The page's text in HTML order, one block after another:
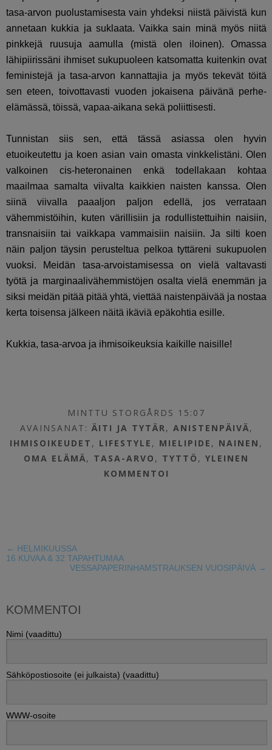
tasa-arvon puolustamisesta vain yhdeksi niistä päivistä kun
annetaan kukkia ja suklaata. Vaikka sain minä myös niitä
pinkkejä ruusuja aamulla (mistä olen iloinen). Omassa
lähipiirissäni ihmiset sukupuoleen katsomatta kuitenkin ovat
feministejä ja tasa-arvon kannattajia ja myös tekevät töitä
sen eteen, toivottavasti vuoden jokaisena päivänä perhe-
elämässä, töissä, vapaa-aikana sekä poliittisesti.
Tunnistan siis sen, että tässä asiassa olen hyvin
etuoikeutettu ja koen asian vain omasta vinkkelistäni. Olen
valkoinen cis-heteronainen enkä todellakaan kohtaa
maailmaa samalta viivalta kaikkien naisten kanssa. Olen
siinä viivalla paaaljon paljon edellä, jos verrataan
vähemmistöihin, kuten värillisiin ja rodullistettuihin naisiin,
transnaisiin tai vaikkapa vammaisiin naisiin. Ja silti koen
näin paljon täysin perusteltua pelkoa tyttäreni sukupuolen
vuoksi. Meidän tasa-arvoistamisessa on vielä valtavasti
työtä ja marginaalivähemmistöjen osalta vielä enemmän ja
siksi meidän pitää pitää yhtä, viettää naistenpäivää ja nostaa
kerta toisensa jälkeen näitä ikäviä epäkohtia esille.
Kukkia, tasa-arvoa ja ihmisoikeuksia kaikille naisille!
MINTTU STORGÅRDS 15:07
AVAINSANAT: ÄITI JA TYTÄR, ANISTENPÄIVÄ,
IHMISOIKEUDET , LIFESTYLE , MIELIPIDE , NAINEN ,
OMA ELÄMÄ, TASA-ARVO , TYTTÖ ,YLEINEN
KOMMENTOI
← HELMIKUUSSA
16 KUVAA & 32 TAPAHTUMAA
VESSAPAPERINHAMSTRAUKSEN VUOSIPÄIVÄ →
KOMMENTOI
Nimi (vaadittu)
Sähköpostiosoite (ei julkaista) (vaadittu)
WWW-osoite